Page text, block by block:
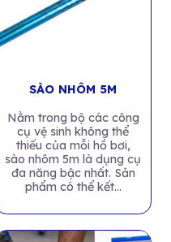
SÀO NHÔM 5M
Nằm trong bộ các công
cụ vệ sinh không thể
thiếu của mỗi hồ bơi,
sào nhôm 5m là dụng cụ
đa năng bậc nhất. Sản
phẩm có thể kết...